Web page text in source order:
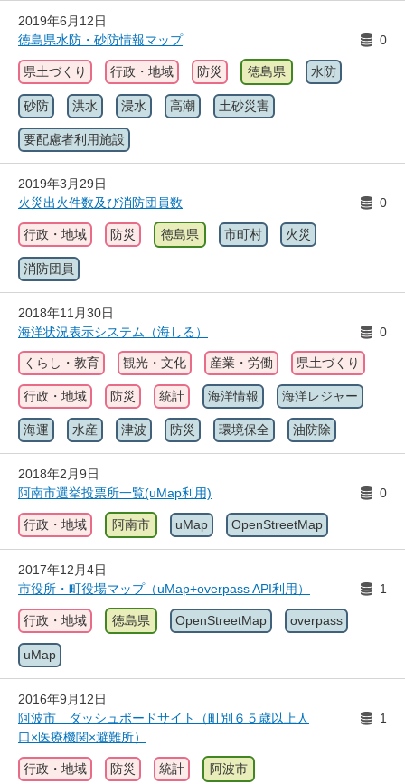
2019年6月12日
徳島県水防・砂防情報マップ
0
県土づくり 行政・地域 防災 徳島県 水防
砂防 洪水 浸水 高潮 土砂災害
要配慮者利用施設
2019年3月29日
火災出火件数及び消防団員数
0
行政・地域 防災 徳島県 市町村 火災
消防団員
2018年11月30日
海洋状況表示システム（海しる）
0
くらし・教育 観光・文化 産業・労働 県土づくり
行政・地域 防災 統計 海洋情報 海洋レジャー
海運 水産 津波 防災 環境保全 油防除
2018年2月9日
阿南市選挙投票所一覧(uMap利用)
0
行政・地域 阿南市 uMap OpenStreetMap
2017年12月4日
市役所・町役場マップ（uMap+overpass API利用）
1
行政・地域 徳島県 OpenStreetMap overpass
uMap
2016年9月12日
阿波市 ダッシュボードサイト（町別６５歳以上人
口×医療機関×避難所）
1
行政・地域 防災 統計 阿波市